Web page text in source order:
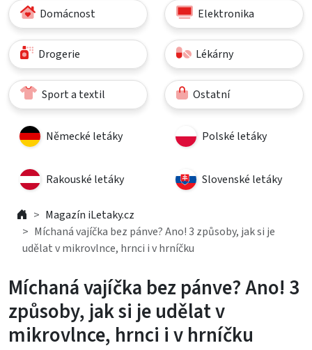
Domácnost Elektronika
Drogerie Lékárny
Sport a textil Ostatní
Německé letáky Polské letáky
Rakouské letáky Slovenské letáky
Magazín iLetaky.cz
Míchaná vajíčka bez pánve? Ano! 3 způsoby, jak si je
udělat v mikrovlnce, hrnci i v hrníčku
Míchaná vajíčka bez pánve? Ano! 3
způsoby, jak si je udělat v
mikrovlnce, hrnci i v hrníčku